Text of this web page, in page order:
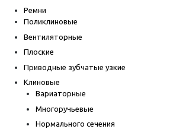
Ремни
Поликлиновые
Вентиляторные
Плоские
Приводные зубчатые узкие
Клиновые
Вариаторные
Многоручьевые
Нормального сечения